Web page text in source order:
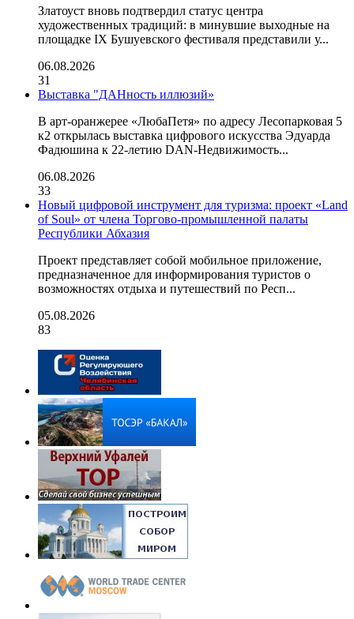
Златоуст вновь подтвердил статус центра
художественных традиций: в минувшие выходные на
площадке IX Бушуевского фестиваля представили у...
06.08.2026
31
Выставка "ДАНность иллюзий»
В арт-оранжерее «ЛюбаПетя» по адресу Лесопарковая 5
к2 открылась выставка цифрового искусства Эдуарда
Фадюшина к 22-летию DAN-Недвижимость...
06.08.2026
33
Новый цифровой инструмент для туризма: проект «Land
of Soul» от члена Торгово-промышленной палаты
Республики Абхазия
Проект представляет собой мобильное приложение,
предназначенное для информирования туристов о
возможностях отдыха и путешествий по Респ...
05.08.2026
83